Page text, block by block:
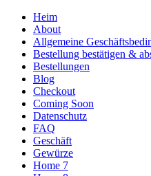
Heim
About
Allgemeine
Bestellung bestätigen &
Bestellungen
Blog
Checkout
Coming Soon
Datenschutz
FAQ
Geschäft
Gewürze
Home 7